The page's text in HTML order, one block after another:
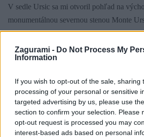
Zagurami - Do Not Process My
Information
If you wish to opt-out of the sale, sharing
processing of your personal or sensitive
targeted advertising by us, please use
section to confirm your selection. Please
opt-out request is processed you may
interest-based ads based on personal
V sedle Ursic sa mi otvoril pohľad na
monumentálnou severnou stenou Monte
Cez kotol vedie trasa na miestny naj
ktorý by som chcel niekedy vystúpiť.
Nebude to úplne jednoduché na orientáciu.